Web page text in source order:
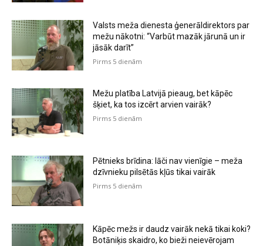
Valsts meža dienesta ģenerāldirektors par
mežu nākotni: “Varbūt mazāk jārunā un ir
jāsāk darīt”
Pirms 5 dienām
Mežu platība Latvijā pieaug, bet kāpēc
šķiet, ka tos izcērt arvien vairāk?
Pirms 5 dienām
Pētnieks brīdina: lāči nav vienīgie – meža
dzīvnieku pilsētās kļūs tikai vairāk
Pirms 5 dienām
Kāpēc mežs ir daudz vairāk nekā tikai koki?
Botāniķis skaidro, ko bieži neievērojam